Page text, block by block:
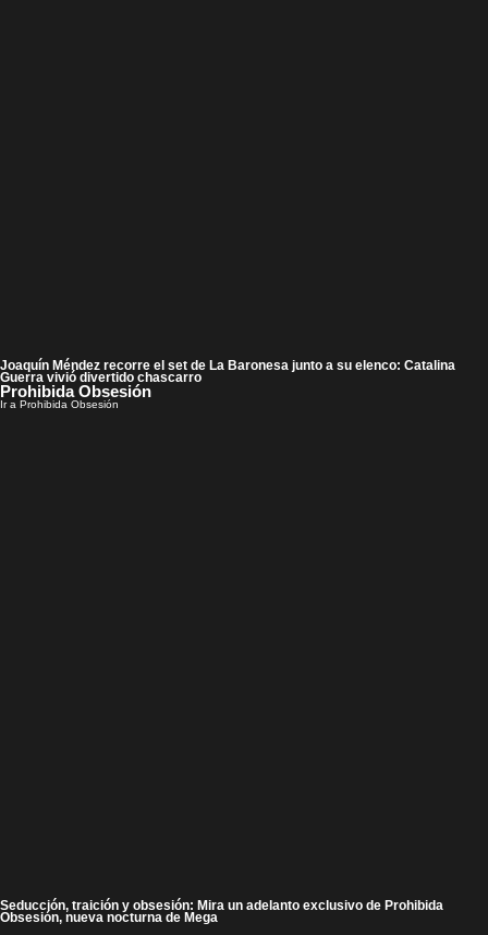
Joaquín Méndez recorre el set de La Baronesa junto a su elenco: Catalina
Guerra vivió divertido chascarro
Prohibida Obsesión
Ir a Prohibida Obsesión
Seducción, traición y obsesión: Mira un adelanto exclusivo de Prohibida
Obsesión, nueva nocturna de Mega